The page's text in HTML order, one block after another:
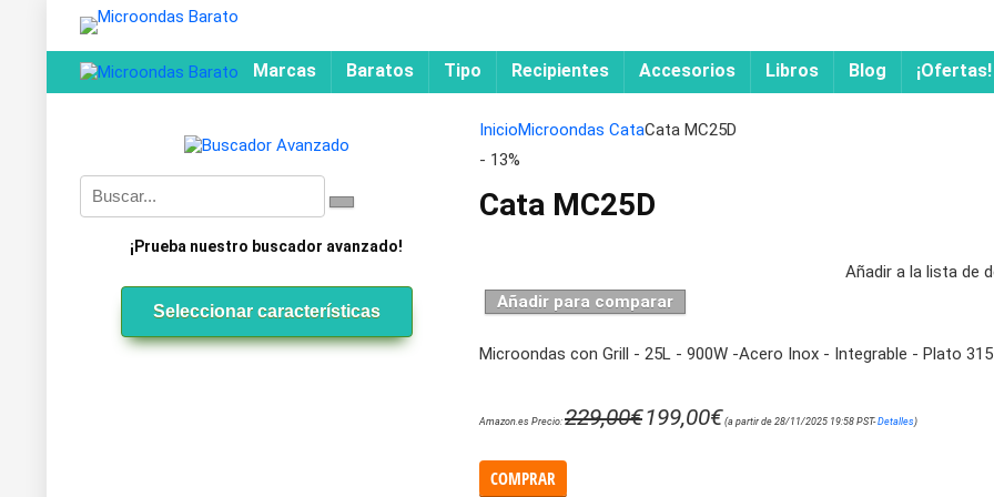
Marcas Baratos Tipo Recipientes Accesorios Libros Blog ¡Ofertas!
InicioMicroondas CataCata MC25D
- 13%
Cata MC25D
Añadir a la lista de
Añadir para comparar
Microondas con Grill - 25L - 900W -Acero Inox - Integrable - Plato
Amazon.es Precio: 229,00€199,00€ (a partir de 28/11/2025 19:58 PST-Detalles )
COMPRAR
¡Prueba nuestro buscador avanzado!
Seleccionar características